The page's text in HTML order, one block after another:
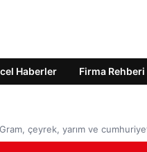
Haberler Firma Rehberi
çeyrek, yarım ve cumhuriyet